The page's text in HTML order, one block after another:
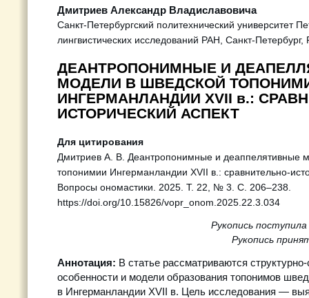
Дмитриев Александр Владиславовича
Санкт-Петербургский политехнический университет
лингвистических исследований РАН, Санкт-Петербург,
ДЕАНТРОПОНИМНЫЕ И
МОДЕЛИ В ШВЕДСКОЙ
ИНГЕРМАНЛАНДИИ XVII в.:
ИСТОРИЧЕСКИЙ АСПЕКТ
Для цитирования
Дмитриев А. В. Деантропонимные и деаппелятивные
топонимии Ингерманландии XVII в.: сравнительно-
Вопросы ономастики. 2025. Т. 22, № 3. С. 206–238.
https://doi.org/10.15826/vopr_onom.2025.22.3.034
Рукопись
Рукопись
Аннотация: В статье рассматриваются
особенности и модели образования топонимов
в Ингерманландии XVII в. Цель исследования —